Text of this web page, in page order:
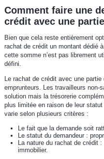
Comment faire une
crédit avec une
Bien que cela reste entièrement
rachat de crédit un montant dédié
cette somme n’est pas librement
défini.
Le rachat de crédit avec une
emprunteurs. Les travailleurs non-
solution mais la trésorerie
plus limitée en raison de leur
varie selon plusieurs critères :
Le fait que la demande soit
Le statut du demandeur :
La nature du rachat de crédit
immobilier.